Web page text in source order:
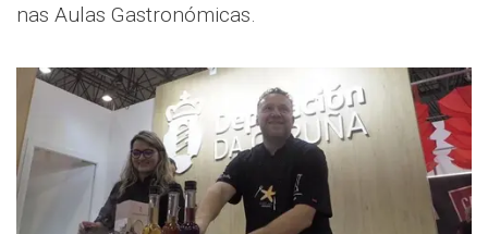
nas Aulas Gastronómicas.